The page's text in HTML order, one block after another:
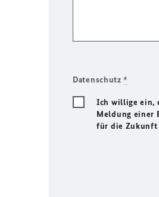
Datenschutz*
Ich willige ein,
Meldung einer
für die Zukunft